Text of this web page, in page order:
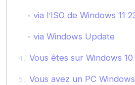
via l’ISO de Windows 11
via Windows Update
Vous êtes sur Windows 10
Vous avez un PC